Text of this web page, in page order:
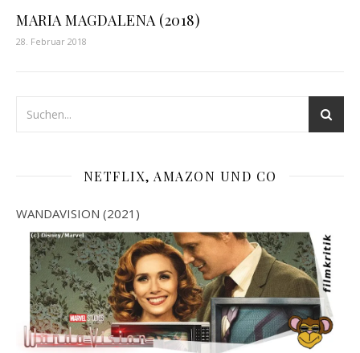
MARIA MAGDALENA (2018)
28. Februar 2018
NETFLIX, AMAZON UND CO
WANDAVISION (2021)